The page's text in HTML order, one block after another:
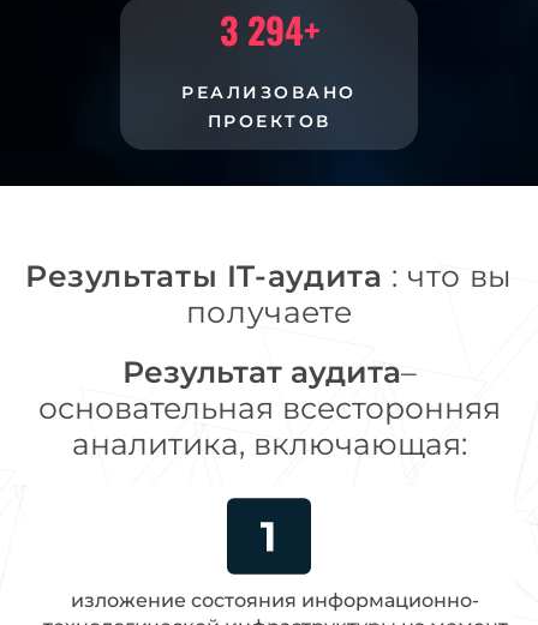
3 294+
РЕАЛИЗОВАНО
ПРОЕКТОВ
Результаты IT-аудита : что вы
получаете
Результат аудита–
основательная всесторонняя
аналитика, включающая:
изложение состояния информационно-